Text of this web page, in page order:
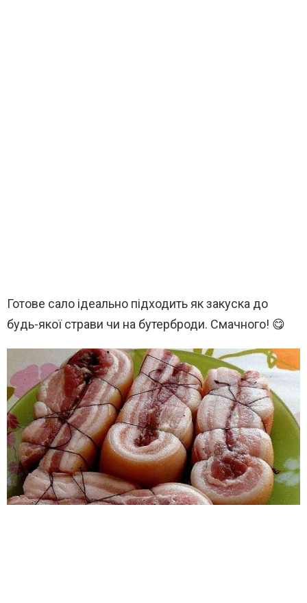
Готове сало ідеально підходить як закуска до
будь-якої страви чи на бутерброди. Смачного! 😋